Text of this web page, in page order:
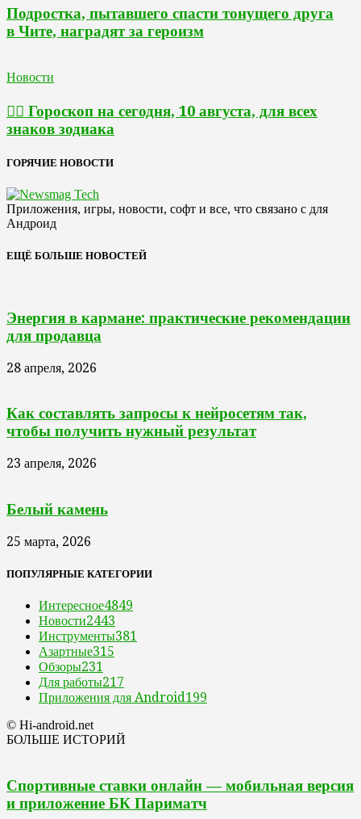
Подростка, пытавшего спасти тонущего друга
в Чите, наградят за героизм
Новости
🧙‍♀ Гороскоп на сегодня, 10 августа, для всех
знаков зодиака
ГОРЯЧИЕ НОВОСТИ
Приложения, игры, новости, софт и все, что связано с для
Андроид
ЕЩЁ БОЛЬШЕ НОВОСТЕЙ
Энергия в кармане: практические рекомендации
для продавца
28 апреля, 2026
Как составлять запросы к нейросетям так,
чтобы получить нужный результат
23 апреля, 2026
Белый камень
25 марта, 2026
ПОПУЛЯРНЫЕ КАТЕГОРИИ
Интересное4849
Новости2443
Инструменты381
Азартные315
Обзоры231
Для работы217
Приложения для Android199
© Hi-android.net
БОЛЬШЕ ИСТОРИЙ
Спортивные ставки онлайн — мобильная версия
и приложение БК Париматч